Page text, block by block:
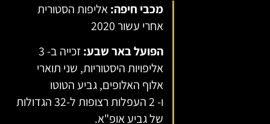
מכבי חיפה:אליפות הסטורית
אחרי עשור 2020
הפועל באר שבע:
זכייה ב- 3
אליפויות היסטוריות, שני תוארי
אלוף האלופים, גביע הטוטו
ו- 2 העפלות רצופות ל-32 הגדולות
של גביע אופ"א.